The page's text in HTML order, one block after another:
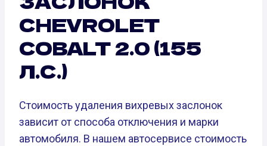
CHEVROLET
COBALT 2.0 (155
Л.С.)
Стоимость удаления вихревых заслонок
зависит от способа отключения и марки
автомобиля. В нашем автосервисе стоимость